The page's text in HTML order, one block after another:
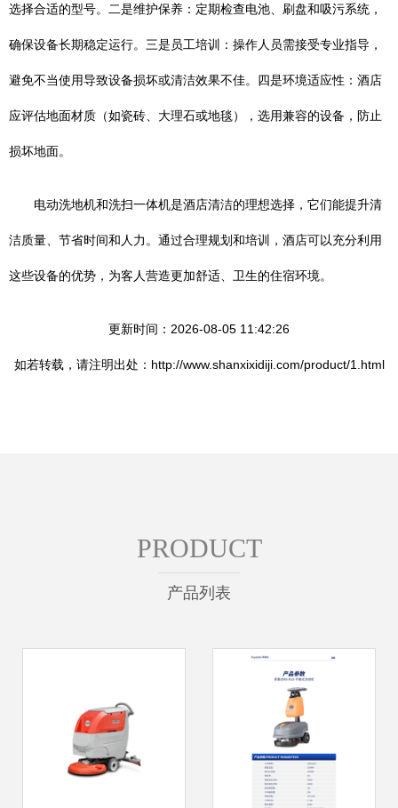
选择合适的型号。二是维护保养：定期检查电池、刷盘和吸污系统，
确保设备长期稳定运行。三是员工培训：操作人员需接受专业指导，
避免不当使用导致设备损坏或清洁效果不佳。四是环境适应性：酒店
应评估地面材质（如瓷砖、大理石或地毯），选用兼容的设备，防止
损坏地面。
电动洗地机和洗扫一体机是酒店清洁的理想选择，它们能提升清
洁质量、节省时间和人力。通过合理规划和培训，酒店可以充分利用
这些设备的优势，为客人营造更加舒适、卫生的住宿环境。
更新时间：2026-08-05 11:42:26
如若转载，请注明出处：http://www.shanxixidiji.com/product/1.html
PRODUCT
产品列表